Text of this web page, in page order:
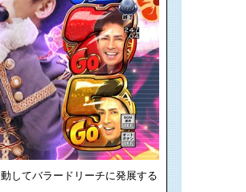
してバラードリーチに発展する